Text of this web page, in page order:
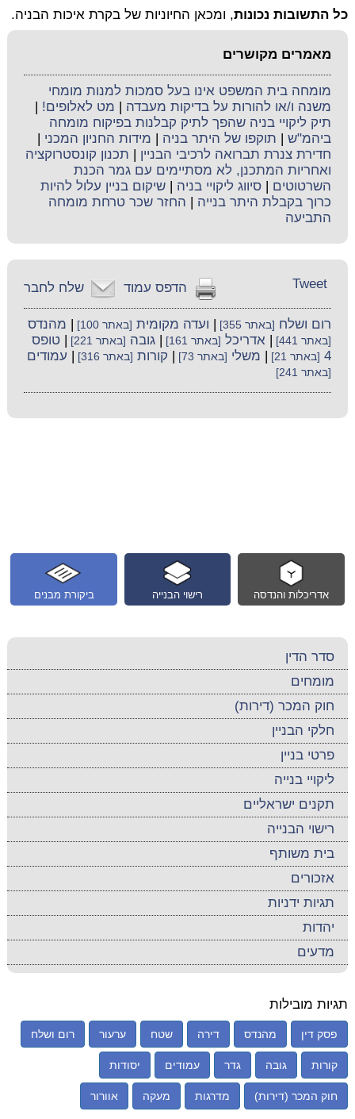
כל התשובות נכונות, ומכאן החיוניות של בקרת איכות הבניה.
מאמרים מקושרים
מומחה בית המשפט אינו בעל סמכות למנות מומחי
משנה ו/או להורות על בדיקות מעבדה
מט לאלופים!
תיק ליקויי בניה שהפך לתיק קבלנות בפיקוח מומחה
ביהמ"ש
תוקפו של היתר בניה מידות החניון המכני
חדירת צנרת תברואה לרכיבי הבניין
תכנון קונסטרוקציה
ואחריות המתכנן, לא מסתיימים עם גמר הכנת
השרטוטים |סיווג ליקויי בניה |שיקום בניין עלול להיות
כרוך בקבלת היתר בנייה
החזר שכר טרחת מומחה
התביעה
שלח לחבר הדפס עמוד Tweet
רום ושלח [באתר 355] ועדה מקומית [באתר 100] מהנדס
[באתר 441] |אדריכל [באתר 161] |גובה [באתר 221] |טופס
4 [באתר 21] משלי [באתר 73] קורות [באתר 316] עמודים
[באתר 241]
ביקורת מבנים רישוי הבנייה אדריכלות והנדסה
סדר הדין
מומחים
חוק המכר (דירות)
חלקי הבניין
פרטי בניין
ליקויי בנייה
תקנים ישראליים
רישוי הבנייה
בית משותף
אזכורים
תגיות ידניות
יהדות
מדעים
תגיות מובילות
פסק דין מהנדס דירה שטח ערעור רום ושלח
קורות גובה גדר עמודים יסודות
חוק המכר (דירות) מדרגות מעקה אוורור